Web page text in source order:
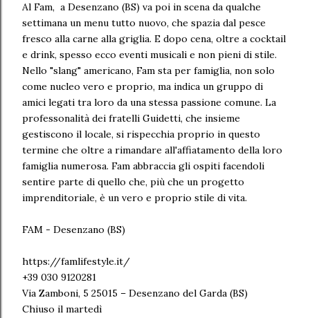
Al Fam, a Desenzano (BS) va poi in scena da qualche
settimana un menu tutto nuovo, che spazia dal pesce
fresco alla carne alla griglia. E dopo cena, oltre a cocktail
e drink, spesso ecco eventi musicali e non pieni di stile.
Nello "slang" americano, Fam sta per famiglia, non solo
come nucleo vero e proprio, ma indica un gruppo di
amici legati tra loro da una stessa passione comune. La
professonalità dei fratelli Guidetti, che insieme
gestiscono il locale, si rispecchia proprio in questo
termine che oltre a rimandare all'affiatamento della loro
famiglia numerosa. Fam abbraccia gli ospiti facendoli
sentire parte di quello che, più che un progetto
imprenditoriale, è un vero e proprio stile di vita.
FAM - Desenzano (BS)
https://famlifestyle.it/
+39 030 9120281
Via Zamboni, 5 25015 – Desenzano del Garda (BS)
Chiuso il martedì